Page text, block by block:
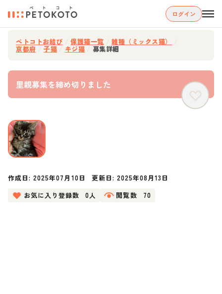
ログイン
ペトコトお結び 保護猫一覧 雑種（ミックス猫）
京都府 子猫 キジ猫 募集詳細
里親募集を締め切りました
作成日:2025年07月10日 更新日: 2025年08月13日
お気に入り登録数
0人 閲覧数 70